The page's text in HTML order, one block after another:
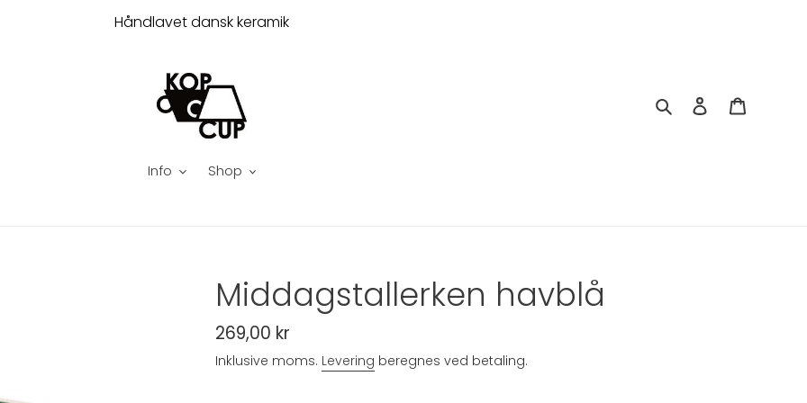
Håndlavet dansk keramik
Søg Log ind
Info Shop
Middagstallerken havblå
Normalpris
269,00 kr
Inklusive moms. Levering beregnes ved betaling.